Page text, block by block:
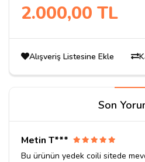
2.000,00 TL
Alışveriş Listesine Ekle
Son
Metin T***
Bu ürünün yedek coili sitede